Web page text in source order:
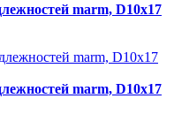
marm, D10х17
marm, D10х17